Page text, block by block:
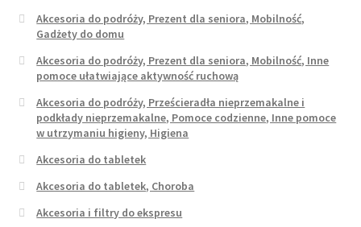
Akcesoria do podróży, Prezent dla seniora, Mobilność,
Gadżety do domu
Akcesoria do podróży, Prezent dla seniora, Mobilność, Inne
pomoce ułatwiające aktywność ruchową
Akcesoria do podróży, Prześcieradła nieprzemakalne i
podkłady nieprzemakalne, Pomoce codzienne, Inne pomoce
w utrzymaniu higieny, Higiena
Akcesoria do tabletek
Akcesoria do tabletek, Choroba
Akcesoria i filtry do ekspresu